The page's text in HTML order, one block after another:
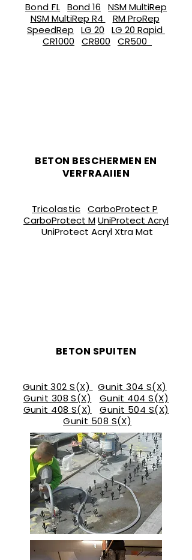
Bond FL Bond 16
NSM MultiRep
NSM MultiRep R4
RM ProRep
SpeedRep
LG 20
LG 20 Rapid
CR1000
CR800 CR500
BETON BESCHERMEN EN
VERFRAAIIEN
Tricolastic CarboProtect P
CarboProtect MUniProtect Acryl
UniProtect Acryl Xtra Mat
BETON SPUITEN
Gunit 302 S(X)
Gunit 304 S(X)
Gunit 308 S(X)
Gunit 404 S(X)
Gunit 408 S(X)
Gunit 504 S(X)
Gunit 508 S(X)